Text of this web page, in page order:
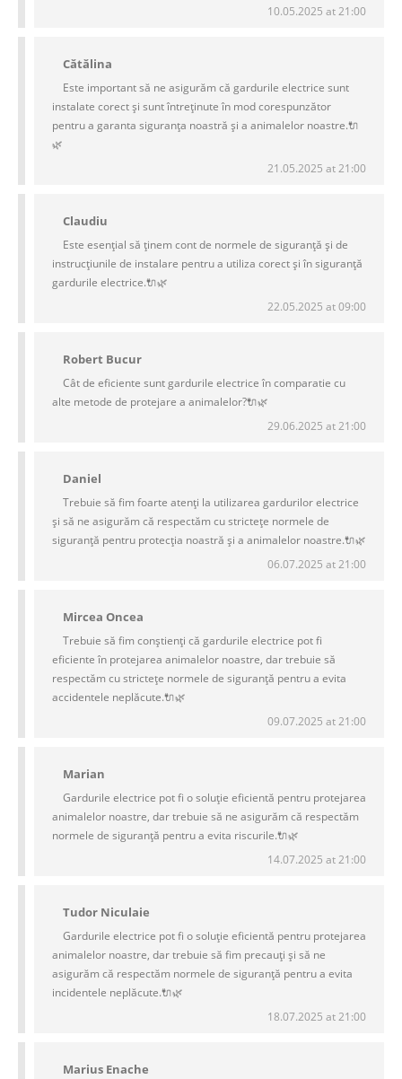
10.05.2025 at 21:00
Cătălina
Este important să ne asigurăm că gardurile electrice sunt
instalate corect și sunt întreținute în mod corespunzător
pentru a garanta siguranța noastră și a animalelor noastre.🔌
🌿
21.05.2025 at 21:00
Claudiu
Este esențial să ținem cont de normele de siguranță și de
instrucțiunile de instalare pentru a utiliza corect și în siguranță
gardurile electrice.🔌🌿
22.05.2025 at 09:00
Robert Bucur
Cât de eficiente sunt gardurile electrice în comparatie cu
alte metode de protejare a animalelor?🔌🌿
29.06.2025 at 21:00
Daniel
Trebuie să fim foarte atenți la utilizarea gardurilor electrice
și să ne asigurăm că respectăm cu strictețe normele de
siguranță pentru protecția noastră și a animalelor noastre.🔌🌿
06.07.2025 at 21:00
Mircea Oncea
Trebuie să fim conștienți că gardurile electrice pot fi
eficiente în protejarea animalelor noastre, dar trebuie să
respectăm cu strictețe normele de siguranță pentru a evita
accidentele neplăcute.🔌🌿
09.07.2025 at 21:00
Marian
Gardurile electrice pot fi o soluție eficientă pentru protejarea
animalelor noastre, dar trebuie să ne asigurăm că respectăm
normele de siguranță pentru a evita riscurile.🔌🌿
14.07.2025 at 21:00
Tudor Niculaie
Gardurile electrice pot fi o soluție eficientă pentru protejarea
animalelor noastre, dar trebuie să fim precauți și să ne
asigurăm că respectăm normele de siguranță pentru a evita
incidentele neplăcute.🔌🌿
18.07.2025 at 21:00
Marius Enache